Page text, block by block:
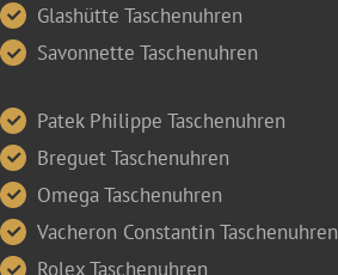
Glashütte Taschenuhren
Savonnette Taschenuhren
Patek Philippe Taschenuhren
Breguet Taschenuhren
Omega Taschenuhren
Vacheron Constantin Taschenuhren
Rolex Taschenuhren